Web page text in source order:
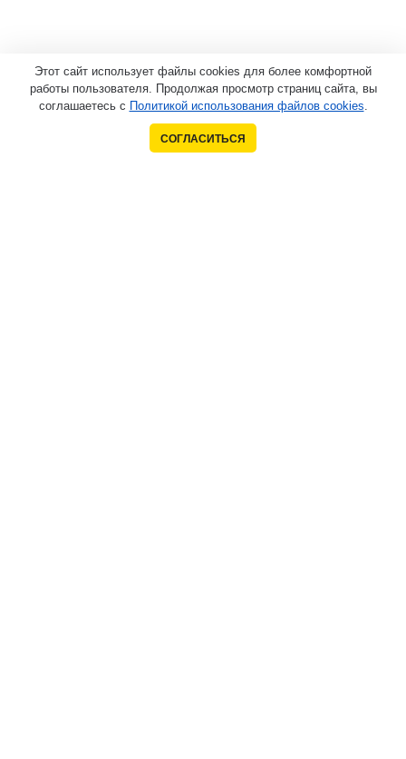
Этот сайт использует файлы cookies для более комфортной
работы пользователя. Продолжая просмотр страниц сайта, вы
соглашаетесь с Политикой использования файлов cookies.
СОГЛАСИТЬСЯ